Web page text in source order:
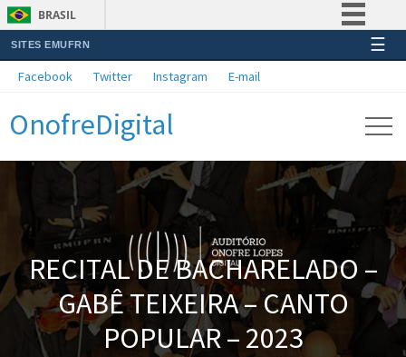
BRASIL
Simplifique!
Acesso à informação
Legislação
Canais
SITES EMUFRN ☰
Facebook Twitter Instagram E-mail
OnofreDigital
RECITAL DE BACHARELADO –
GABÊ TEIXEIRA – CANTO
POPULAR – 2023